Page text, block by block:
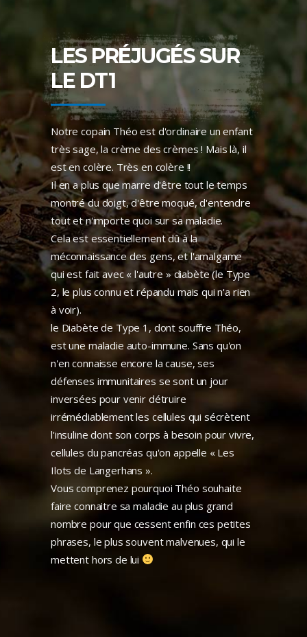
LES PRÉJUGÉS SUR
LE DT1
Notre copain Théo est d'ordinaire un enfant
très sage, la crème des crèmes ! Mais là, il
est en colère. Très en colère !!
Il en a plus que marre d'être tout le temps
montré du doigt, d'être moqué, d'entendre
tout et n'importe quoi sur sa maladie.
Cela est essentiellement dû à la
méconnaissance des gens, et l'amalgame
qui est fait avec « l'autre » diabète (le Type
2, le plus connu et répandu mais qui n'a rien
à voir).
le Diabète de Type 1, dont souffre Théo,
est une maladie auto-immune. Sans qu'on
n'en connaisse encore la cause, ses
défenses immunitaires se sont un jour
inversées pour venir détruire
irrémédiablement les cellules qui sécrètent
l'insuline dont son corps à besoin pour vivre,
cellules du pancréas qu'on appelle « Les
Ilots de Langerhans ».
Vous comprenez pourquoi Théo souhaite
faire connaitre sa maladie au plus grand
nombre pour que cessent enfin ces petites
phrases, le plus souvent malvenues, qui le
mettent hors de lui